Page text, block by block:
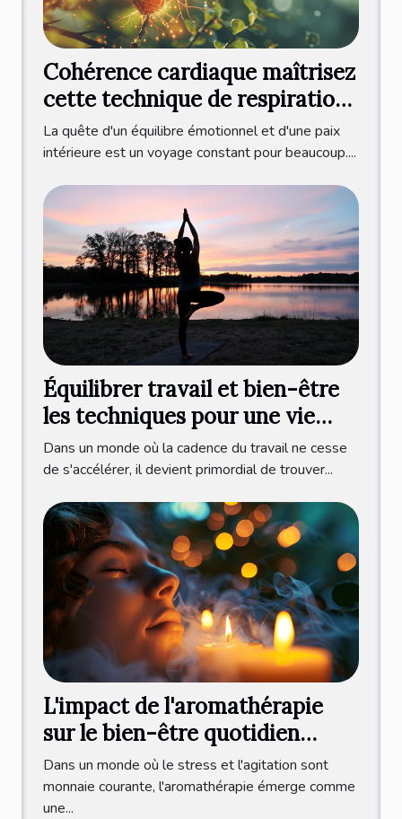
Cohérence cardiaque maîtrisez
cette technique de respiration
pour réduire l'anxiété
La quête d'un équilibre émotionnel et d'une paix
intérieure est un voyage constant pour beaucoup....
Équilibrer travail et bien-être
les techniques pour une vie
harmonieuse
Dans un monde où la cadence du travail ne cesse
de s'accélérer, il devient primordial de trouver...
L'impact de l'aromathérapie
sur le bien-être quotidien
huiles essentielles et relaxation
Dans un monde où le stress et l'agitation sont
monnaie courante, l'aromathérapie émerge comme
une...